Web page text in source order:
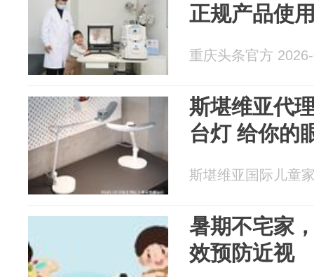
正规产品使
重庆头条官方
斯堪维亚代
台灯 给你的
斯堪维亚国际儿童
暑期不宅家
效预防近视